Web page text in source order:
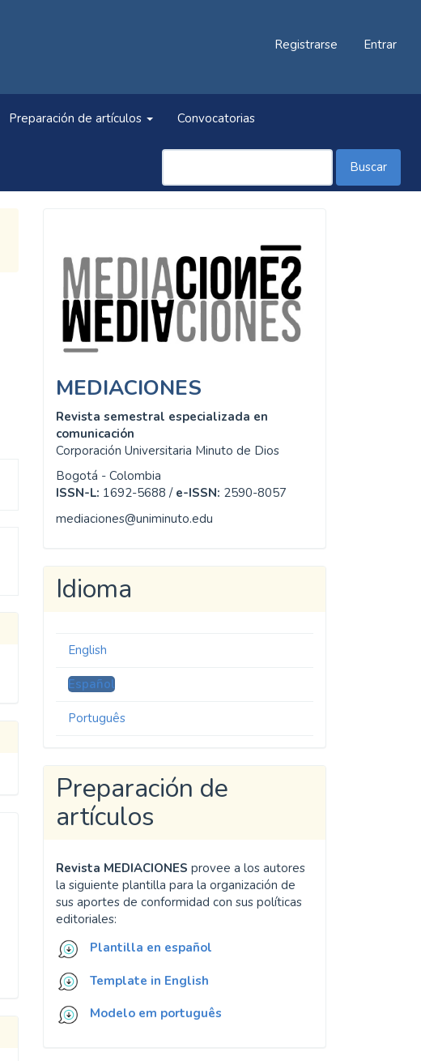
Registrarse Entrar
Preparación de artículos Convocatorias
Buscar
MEDIACIONES
Revista semestral especializada en
comunicación
Corporación Universitaria Minuto de Dios
Bogotá - Colombia
ISSN-L: 1692-5688 / e-ISSN: 2590-8057
mediaciones@uniminuto.edu
Idioma
English
Español
Português
Preparación de
artículos
Revista MEDIACIONES provee a los autores
la siguiente plantilla para la organización de
sus aportes de conformidad con sus políticas
editoriales:
Plantilla en español
Template in English
Modelo em português